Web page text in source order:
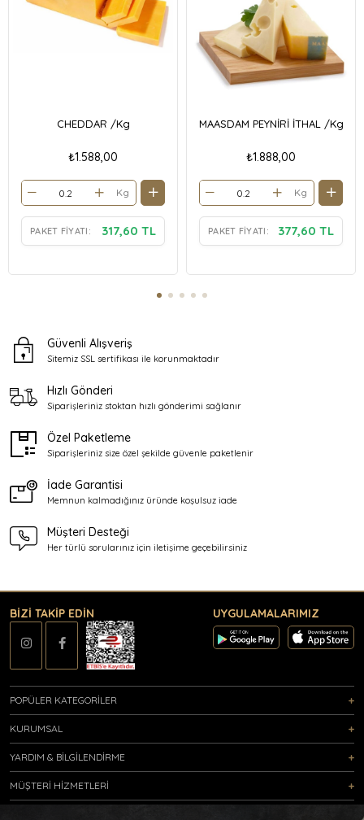
CHEDDAR /Kg
₺1.588,00
Kg
PAKET FIYATI: 317,60 TL
MAASDAM PEYNİRİ İTHAL /Kg
₺1.888,00
Kg
PAKET FIYATI: 377,60 TL
Güvenli Alışveriş
Sitemiz SSL sertifikası ile korunmaktadır
Hızlı Gönderi
Siparişleriniz stoktan hızlı gönderimi sağlanır
Özel Paketleme
Siparişleriniz size özel şekilde güvenle paketlenir
İade Garantisi
Memnun kalmadığınız üründe koşulsuz iade
Müşteri Desteği
Her türlü sorularınız için iletişime geçebilirsiniz
BİZİ TAKİP EDİN UYGULAMALARIMIZ
POPÜLER KATEGORİLER
KURUMSAL
YARDIM & BİLGİLENDİRME
MÜŞTERİ HİZMETLERİ